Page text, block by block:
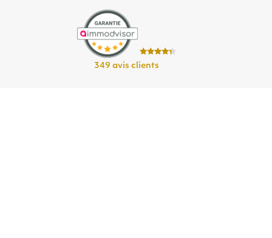
349 avis clients